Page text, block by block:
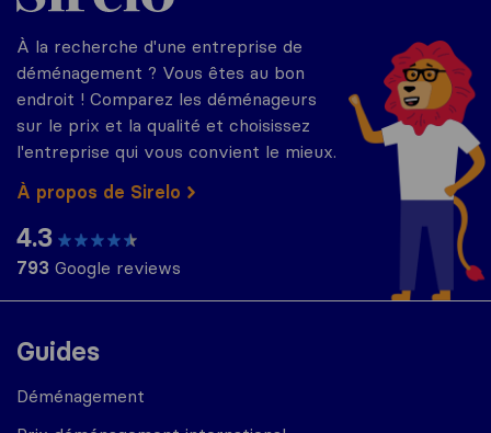
Guides
Déménagement
À la recherche d'une entreprise de
déménagement ? Vous êtes au bon
endroit ! Comparez les déménageurs
sur le prix et la qualité et choisissez
l'entreprise qui vous convient le mieux.
À propos de Sirelo
4.3
793 Google reviews